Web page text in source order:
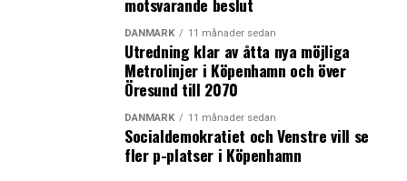
DANMARK 11 månader sedan
Utredning klar av åtta nya möjliga
Metrolinjer i Köpenhamn och över
Öresund till 2070
DANMARK 11 månader sedan
Socialdemokratiet och Venstre vill se
fler p-platser i Köpenhamn